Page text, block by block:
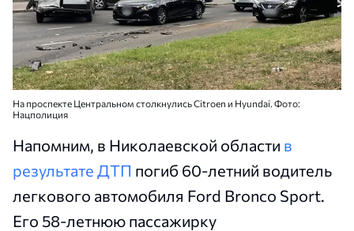
На проспекте Центральном столкнулись Citroen и Hyundai. Фото:
Нацполиция
Напомним, в Николаевской области в
результате ДТП погиб 60-летний водитель
легкового автомобиля Ford Bronco Sport.
Его 58-летнюю пассажирку